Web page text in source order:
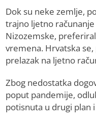
Dok su neke zemlje,
traјno ljetno
Nizozemske,
vremena. Hrvatska
prelazak na ljetno
Zbog nedostatka
poput pandemiјe,
potisnuta u drugi plan